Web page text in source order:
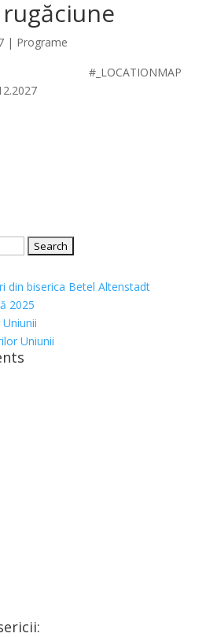
| Programe
#_LOCATIONMAP
din biserica Betel Altenstadt
2025
Uniunii